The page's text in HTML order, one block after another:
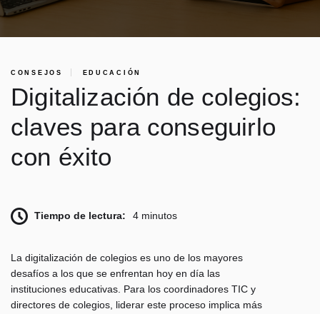
CONSEJOS EDUCACIÓN
Digitalización de colegios:
claves para conseguirlo
con éxito
Tiempo de lectura: 4 minutos
La digitalización de colegios es uno de los mayores
desafíos a los que se enfrentan hoy en día las
instituciones educativas. Para los coordinadores TIC y
directores de colegios, liderar este proceso implica más